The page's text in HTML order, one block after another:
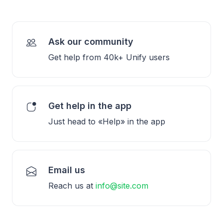
Ask our community
Get help from 40k+ Unify users
Get help in the app
Just head to «Help» in the app
Email us
Reach us at info@site.com